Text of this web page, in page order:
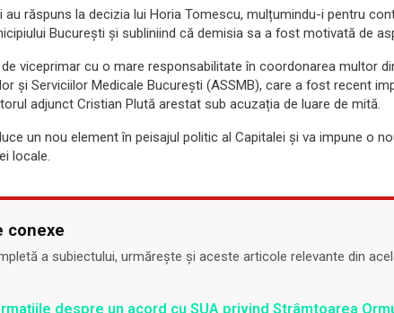
au răspuns la decizia lui Horia Tomescu, mulțumindu-i pentru
București și subliniind că demisia sa a fost motivată de
viceprimar cu o mare responsabilitate în coordonarea multor
și Serviciilor Medicale București (ASSMB), care a fost recent
adjunct Cristian Plută arestat sub acuzația de luare de mită.
un nou element în peisajul politic al Capitalei și va impune o
locale.
conexe
a subiectului, urmărește și aceste articole relevante din
despre un acord cu SUA privind Strâmtoarea